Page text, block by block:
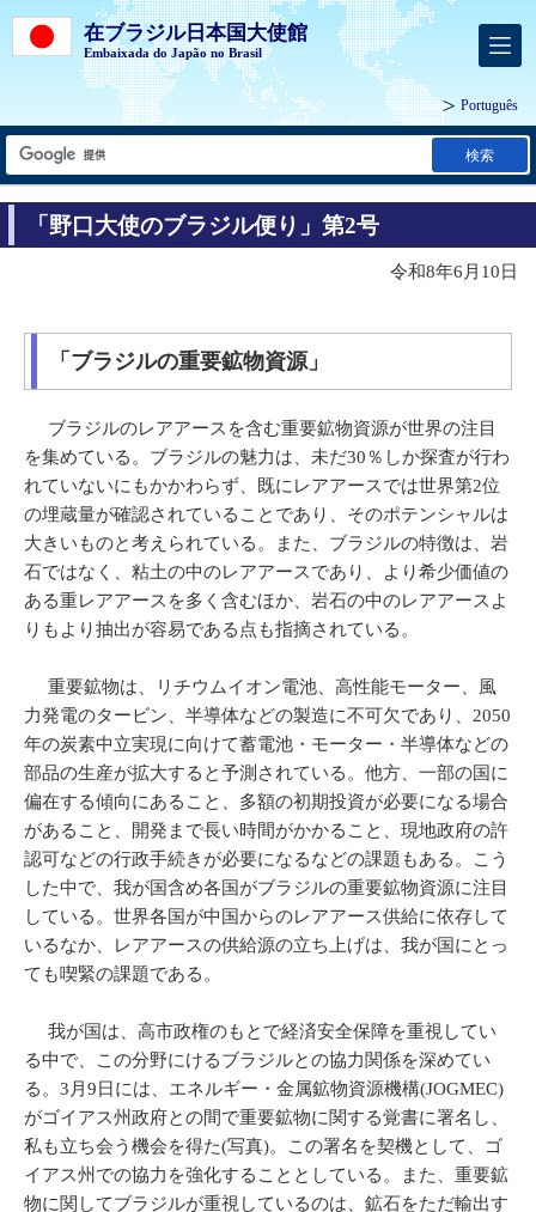
在ブラジル日本国大使館
Embaixada do Japão no Brasil
Português
検索
「野口大使のブラジル便り」第2号
令和8年6月10日
「ブラジルの重要鉱物資源」
ブラジルのレアアースを含む重要鉱物資源が世界の注目
を集めている。ブラジルの魅力は、未だ30％しか探査が行わ
れていないにもかかわらず、既にレアアースでは世界第2位
の埋蔵量が確認されていることであり、そのポテンシャルは
大きいものと考えられている。また、ブラジルの特徴は、岩
石ではなく、粘土の中のレアアースであり、より希少価値の
ある重レアアースを多く含むほか、岩石の中のレアアースよ
りもより抽出が容易である点も指摘されている。
重要鉱物は、リチウムイオン電池、高性能モーター、風
力発電のタービン、半導体などの製造に不可欠であり、2050
年の炭素中立実現に向けて蓄電池・モーター・半導体などの
部品の生産が拡大すると予測されている。他方、一部の国に
偏在する傾向にあること、多額の初期投資が必要になる場合
があること、開発まで長い時間がかかること、現地政府の許
認可などの行政手続きが必要になるなどの課題もある。こう
した中で、我が国含め各国がブラジルの重要鉱物資源に注目
している。世界各国が中国からのレアアース供給に依存して
いるなか、レアアースの供給源の立ち上げは、我が国にとっ
ても喫緊の課題である。
我が国は、高市政権のもとで経済安全保障を重視してい
る中で、この分野にけるブラジルとの協力関係を深めてい
る。3月9日には、エネルギー・金属鉱物資源機構(JOGMEC)
がゴイアス州政府との間で重要鉱物に関する覚書に署名し、
私も立ち会う機会を得た(写真)。この署名を契機として、ゴ
イアス州での協力を強化することとしている。また、重要鉱
物に関してブラジルが重視しているのは、鉱石をただ輸出す